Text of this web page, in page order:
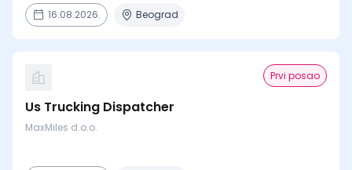
16.08.2026. Beograd
Prvi posao
Us Trucking Dispatcher
MaxMiles d.o.o.